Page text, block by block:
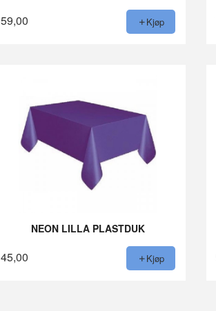
59,00 Kjøp
NEON LILLA PLASTDUK
45,00 Kjøp